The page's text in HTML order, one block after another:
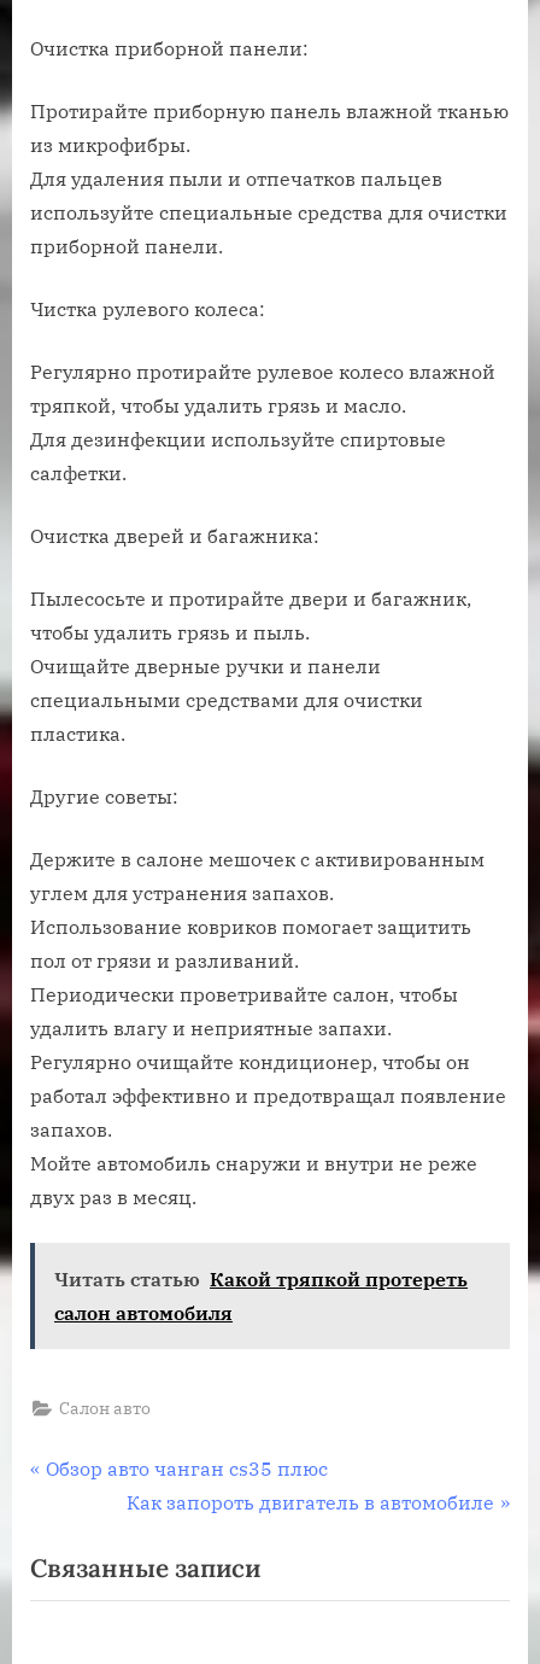
Очистка приборной панели:
Протирайте приборную панель влажной тканью
из микрофибры.
Для удаления пыли и отпечатков пальцев
используйте специальные средства для очистки
приборной панели.
Чистка рулевого колеса:
Регулярно протирайте рулевое колесо влажной
тряпкой, чтобы удалить грязь и масло.
Для дезинфекции используйте спиртовые
салфетки.
Очистка дверей и багажника:
Пылесосьте и протирайте двери и багажник,
чтобы удалить грязь и пыль.
Очищайте дверные ручки и панели
специальными средствами для очистки
пластика.
Другие советы:
Держите в салоне мешочек с активированным
углем для устранения запахов.
Использование ковриков помогает защитить
пол от грязи и разливаний.
Периодически проветривайте салон, чтобы
удалить влагу и неприятные запахи.
Регулярно очищайте кондиционер, чтобы он
работал эффективно и предотвращал появление
запахов.
Мойте автомобиль снаружи и внутри не реже
двух раз в месяц.
Читать статью Какой тряпкой протереть
салон автомобиля
Салон авто
Навигация
записям
П
д
ы
Обзор авто чанган cs35 плюс
С
е
д
Как запороть двигатель в автомобиле
Связанные записи